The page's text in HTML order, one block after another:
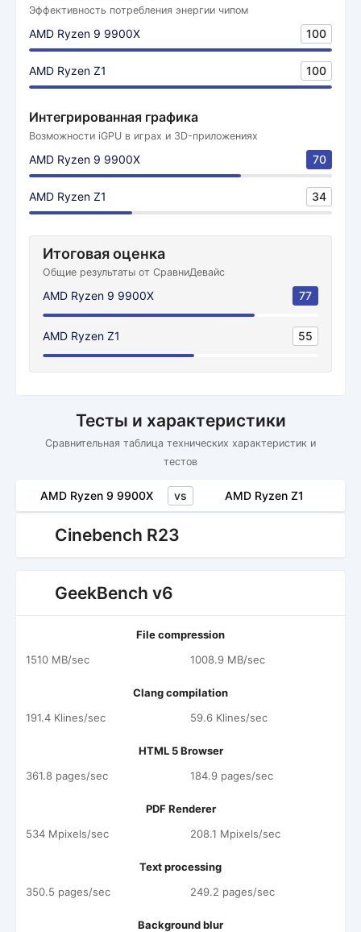
Эффективность потребления энергии чипом
AMD Ryzen 9 9900X 100
AMD Ryzen Z1 100
Интегрированная графика
Возможности iGPU в играх и 3D-приложениях
AMD Ryzen 9 9900X 70
AMD Ryzen Z1 34
Итоговая оценка
Общие результаты от СравниДевайс
AMD Ryzen 9 9900X 77
AMD Ryzen Z1 55
Тесты и характеристики
Сравнительная таблица технических характеристик и
тестов
AMD Ryzen 9 9900X vs AMD Ryzen Z1
Cinebench R23
GeekBench v6
File compression
1510 MB/sec
1008.9 MB/sec
Clang compilation
191.4 Klines/sec
59.6 Klines/sec
HTML 5 Browser
361.8 pages/sec
184.9 pages/sec
PDF Renderer
534 Mpixels/sec
208.1 Mpixels/sec
Text processing
350.5 pages/sec
249.2 pages/sec
Background blur